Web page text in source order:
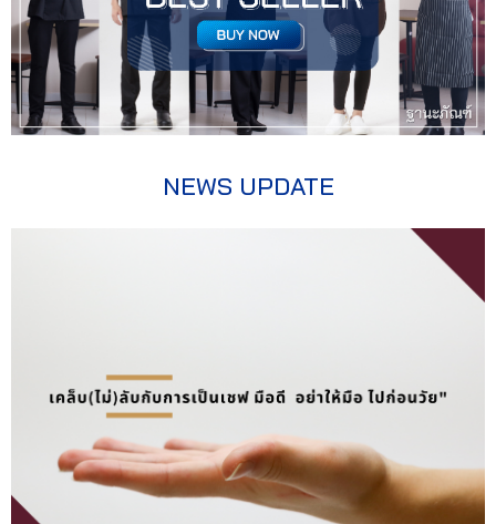
NEWS UPDATE